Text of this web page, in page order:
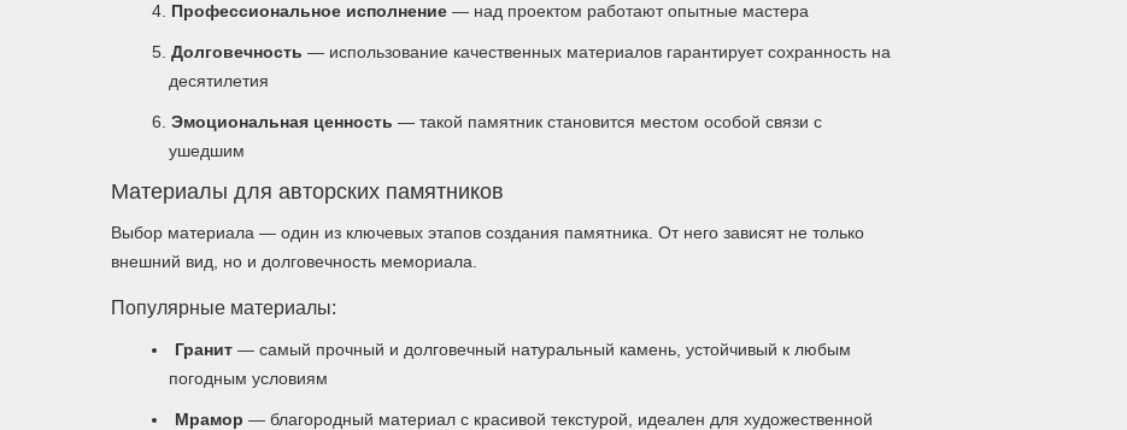
Профессиональное исполнение — над проектом работают опытные мастера
Долговечность — использование качественных материалов гарантирует сохранность на
десятилетия
Эмоциональная ценность — такой памятник становится местом особой связи с
ушедшим
Материалы для авторских памятников
Выбор материала — один из ключевых этапов создания памятника. От него зависят не только
внешний вид, но и долговечность мемориала.
Популярные материалы:
Гранит — самый прочный и долговечный натуральный камень, устойчивый к любым
погодным условиям
Мрамор — благородный материал с красивой текстурой, идеален для художественной